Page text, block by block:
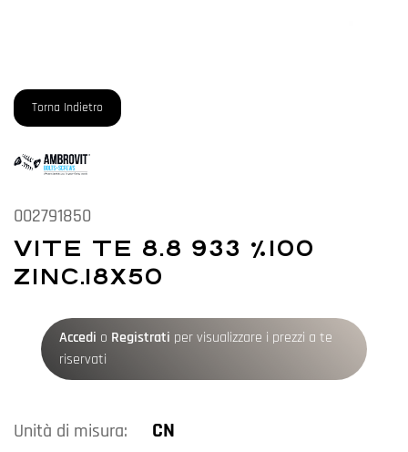
Torna Indietro
002791850
VITE TE 8.8 933 %100
ZINC.18X50
Accedi o Registrati per visualizzare i prezzi a te
riservati
Unità di misura: CN